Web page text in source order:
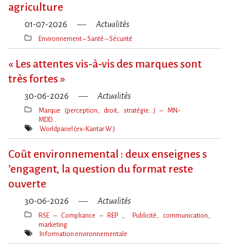
agriculture
01-07-2026 Actualités
Thèmes(s)
Environnement – Santé – Sécurité
« Les attentes vis-à-vis des marques sont
très fortes »
30-06-2026 Actualités
Thèmes(s)
Marque (perception, droit, stratégie…) – MN-
MDD…
Mot(s)-
Worldpanel (ex-Kantar W.)
Coût environnemental : deux enseignes s​
‌’engagent, la question du format reste
ouverte
30-06-2026 Actualités
Thèmes(s)
RSE – Compliance – REP
Publicité, communication,
marketing
Mot(s)-
Information environnementale